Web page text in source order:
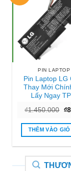
PIN LAPTOP
Pin Laptop LG
Thay Mới
Lấy Ngay
₫1.450.000
là:
₫
THÊM VÀO